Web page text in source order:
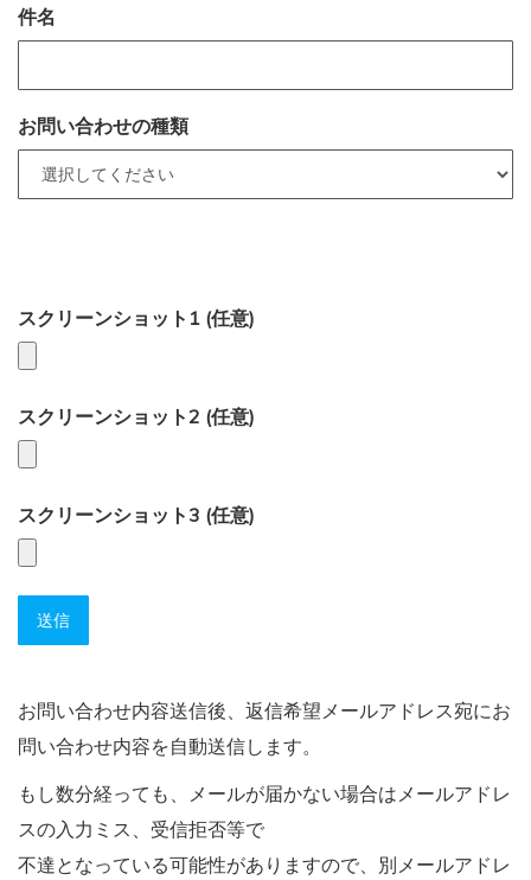
件名
お問い合わせの種類
スクリーンショット1 (任意)
スクリーンショット2 (任意)
スクリーンショット3 (任意)
お問い合わせ内容送信後、返信希望メールアドレス宛にお
問い合わせ内容を自動送信します。
もし数分経っても、メールが届かない場合はメールアドレ
スの入力ミス、受信拒否等で
不達となっている可能性がありますので、別メールアドレ